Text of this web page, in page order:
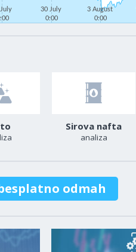
30 July
0:00
3 August
0:00
Sirova nafta
analiza
odmah